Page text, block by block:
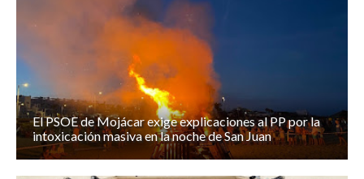
El PSOE de Mojácar exige explicaciones al PP por la
intoxicación masiva en la noche de San Juan